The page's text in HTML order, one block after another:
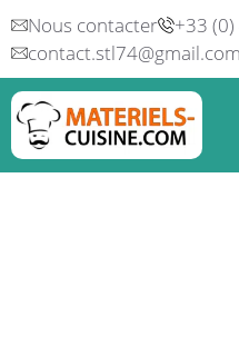
Aller
au
contenu
Nous contacter
+33
contact.stl74@gmail.com